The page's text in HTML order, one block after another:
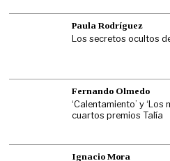
Paula Rodríguez
Los secretos ocultos
Fernando Olmedo
‘Calentamiento’ y
cuartos premios Talía
Ignacio Mora